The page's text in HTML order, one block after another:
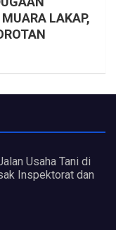
LAKAP,
Usaha Tani di
Inspektorat dan